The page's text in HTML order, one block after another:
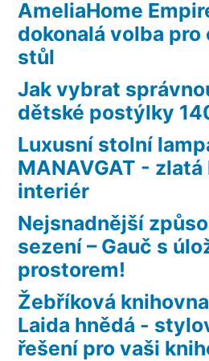
AmeliaHome
dokonalá volba
stůl
Jak vybrat
dětské postýlky
Luxusní stolní
MANAVGAT -
interiér
Nejsnadnější
sezení – Gauč s
prostorem!
Žebříková
Laida hnědá -
řešení pro vaši